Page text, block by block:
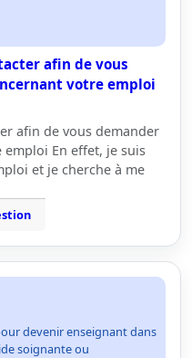
afin de vous
votre emploi
afin de vous demander
En effet, je suis
et je cherche à me
devenir enseignant dans
soignante ou